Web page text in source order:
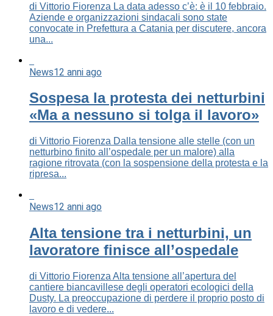
di Vittorio Fiorenza La data adesso c’è: è il 10 febbraio.
Aziende e organizzazioni sindacali sono state
convocate in Prefettura a Catania per discutere, ancora
una...
News12 anni ago
Sospesa la protesta dei netturbini
«Ma a nessuno si tolga il lavoro»
di Vittorio Fiorenza Dalla tensione alle stelle (con un
netturbino finito all’ospedale per un malore) alla
ragione ritrovata (con la sospensione della protesta e la
ripresa...
News12 anni ago
Alta tensione tra i netturbini, un
lavoratore finisce all’ospedale
di Vittorio Fiorenza Alta tensione all’apertura del
cantiere biancavillese degli operatori ecologici della
Dusty. La preoccupazione di perdere il proprio posto di
lavoro e di vedere...